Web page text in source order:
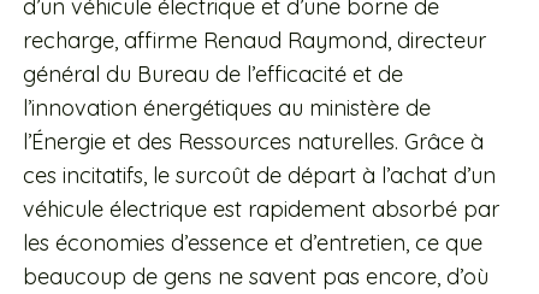
d’un véhicule électrique et d’une borne de
recharge, affirme Renaud Raymond, directeur
général du Bureau de l’efficacité et de
l’innovation énergétiques au ministère de
l’Énergie et des Ressources naturelles. Grâce à
ces incitatifs, le surcoût de départ à l’achat d’un
véhicule électrique est rapidement absorbé par
les économies d’essence et d’entretien, ce que
beaucoup de gens ne savent pas encore, d’où